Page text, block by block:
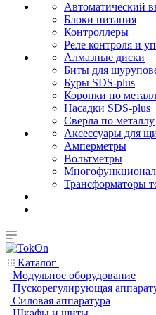
Автоматический
Блоки питания
Контроллеры
Реле контроля и
Алмазные диски
Биты для
Буры SDS-plus
Коронки по
Насадки SDS-plus
Сверла по металлу
Аксессуары для
Амперметры
Вольтметры
Трансформаторы
Каталог
Модульное оборудование
Пускорегулирующая
Силовая аппаратура